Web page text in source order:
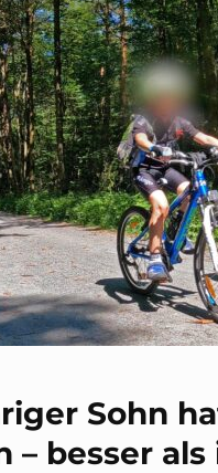
Sohn
– besser als